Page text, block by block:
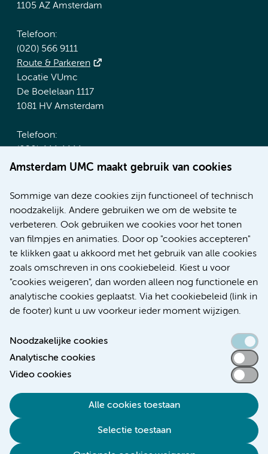
Amsterdam UMC maakt gebruik van cookies
Sommige van deze cookies zijn functioneel of technisch
noodzakelijk. Andere gebruiken we om de website te
verbeteren. Ook gebruiken we cookies voor het tonen
van filmpjes en animaties. Door op "cookies accepteren"
te klikken gaat u akkoord met het gebruik van alle cookies
zoals omschreven in ons cookiebeleid. Kiest u voor
"cookies weigeren", dan worden alleen nog functionele en
analytische cookies geplaatst. Via het cookiebeleid (link in
de footer) kunt u uw voorkeur ieder moment wijzigen.
Noodzakelijke cookies
Analytische cookies
Video cookies
Alle cookies toestaan
Selectie toestaan
1105 AZ Amsterdam
Telefoon:
(020) 566 9111
Route & Parkeren
Locatie VUmc
De Boelelaan 1117
1081 HV Amsterdam
Telefoon:
(020) 444 4444
Route & Parkeren
Meer Amsterdam UMC websites:
Werken bij Amsterdam UMC
Over Amsterdam UMC
Nieuws
Research
Educatie Locatie VUmc
Toegankelijkheidsverklaring
Algemene privacyverklaring